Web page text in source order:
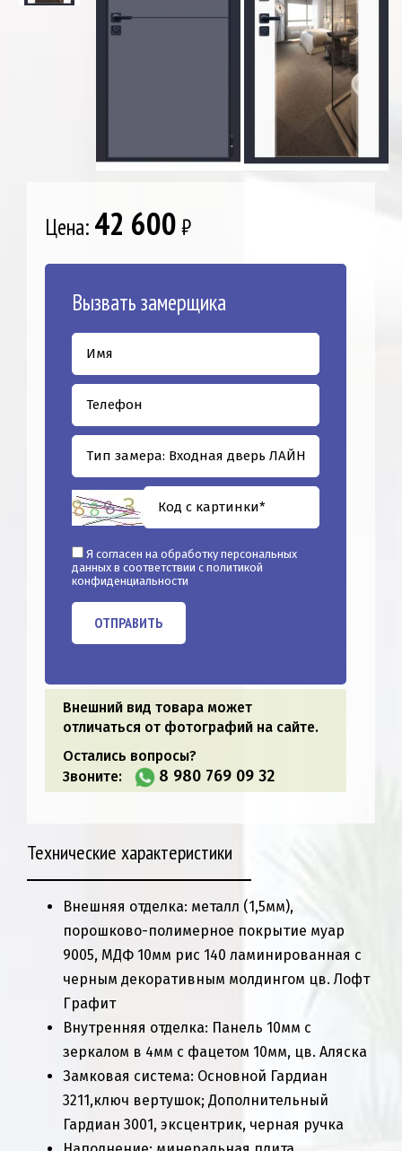
Цена: 42 600₽
Вызвать замерщика
Я согласен на обработку персональных
данных в соответствии с политикой
конфиденциальности
ОТПРАВИТЬ
Внешний вид товара может
отличаться от фотографий на сайте.
Остались вопросы?
Звоните:
8 980 769 09 32
Технические характеристики
Внешняя отделка: металл (1,5мм),
порошково-полимерное покрытие муар
9005, МДФ 10мм рис 140 ламинированная с
черным декоративным молдингом цв. Лофт
Графит
Внутренняя отделка: Панель 10мм с
зеркалом в 4мм с фацетом 10мм, цв. Аляска
Замковая система: Основной Гардиан
3211,ключ вертушок; Дополнительный
Гардиан 3001, эксцентрик, черная ручка